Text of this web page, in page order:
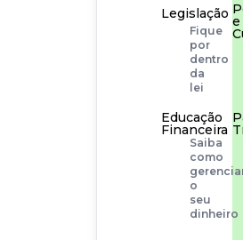
Legislação
Fique
por
dentro
da
lei
e
Educação
Financeira
Saiba
como
o
seu
dinheiro